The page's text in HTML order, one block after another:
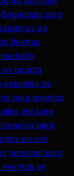
Brigadisas para
de
fiesttas
en bogota
escuelas de
para eventos
led para
para
en cali
personal para
eventos en